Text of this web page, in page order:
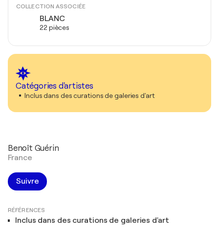
COLLECTION ASSOCIÉE
BLANC
22 pièces
Catégories d'artistes
Inclus dans des curations de galeries d'art
Benoît Guérin
France
Suivre
RÉFÉRENCES
Inclus dans des curations de galeries d'art